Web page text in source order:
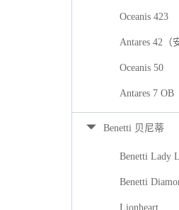
Oceanis 423
Antares 42（
Oceanis 50
Antares 7 OB
Benetti 贝尼蒂
Benetti Lady
Benetti
Lionheart